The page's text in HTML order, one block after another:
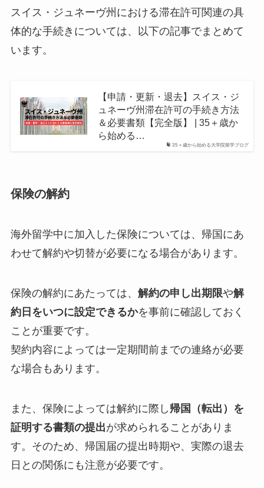
スイス・ジュネーヴ州における滞在許可関連の具
体的な手続きについては、以下の記事でまとめて
います。
35＋歳から始める大学院留学ブログ
【申請・更新・退去】スイス・ジ
ュネーヴ州滞在許可の手続き方法
＆必要書類【完全版】 | 35＋歳か
ら始める…
保険の解約
海外留学中に加入した保険については、帰国にあ
わせて解約や切替が必要になる場合があります。
保険の解約にあたっては、 解約の申し出期限や解
約日をいつに設定できるかを事前に確認しておく
ことが重要です。
契約内容によっては一定期間前までの連絡が必要
な場合もあります。
また、保険によっては解約に際し 帰国（転出）を
証明する書類の提出が求められることがありま
す。そのため、帰国届の提出時期や、実際の退去
日との関係にも注意が必要です。